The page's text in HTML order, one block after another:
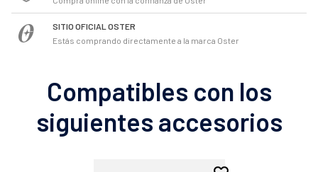
SITIO OFICIAL OSTER
Estás comprando directamente a la marca Oster
Compatibles con los
siguientes accesorios